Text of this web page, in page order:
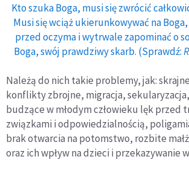
Kto szuka Boga, musi się zwrócić
Musi się wciąż ukierunkowywać na
przed oczyma i wytrwale zapominać o
Boga, swój prawdziwy skarb. (Sprawdź:
Należą do nich takie problemy, jak:
konflikty zbrojne, migracja,
budzące w młodym człowieku lęk przed
związkami i odpowiedzialnością,
brak otwarcia na potomstwo, rozbite
oraz ich wpływ na dzieci i przekazywanie